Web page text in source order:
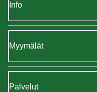
Info
Myymälät
Palvelut